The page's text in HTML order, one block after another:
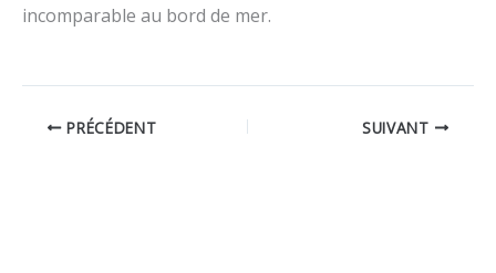
incomparable au bord de mer.
PRÉCÉDENT SUIVANT